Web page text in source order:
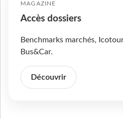
MAGAZINE
Accès dossiers
Benchmarks marchés,
Bus&Car.
Découvrir